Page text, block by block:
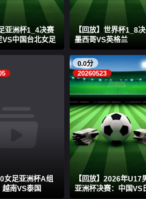
亚洲杯1_4决赛
VS中国台北女足
【回放】世界杯1_8
墨西哥VS英格兰
女足亚洲杯A组
越南VS泰国
0.0分
20260523
【回放】2026年U17
亚洲杯决赛：中国VS